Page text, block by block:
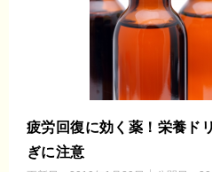
疲労回復に効く薬！栄養ド
ぎに注意